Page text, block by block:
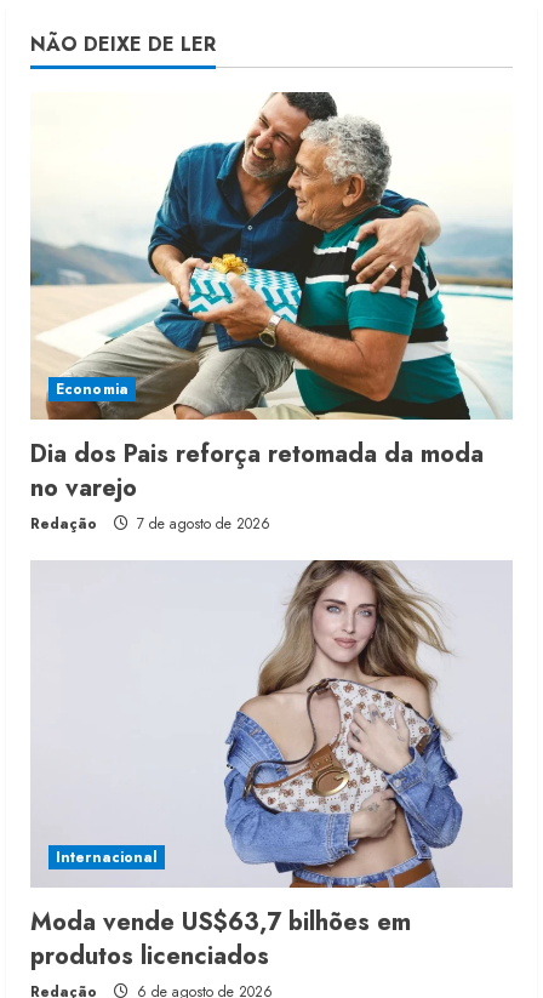
NÃO DEIXE DE LER
Economia
Dia dos Pais reforça retomada da moda
no varejo
Redação 7 de agosto de 2026
Internacional
Moda vende US$63,7 bilhões em
produtos licenciados
Redação 6 de agosto de 2026